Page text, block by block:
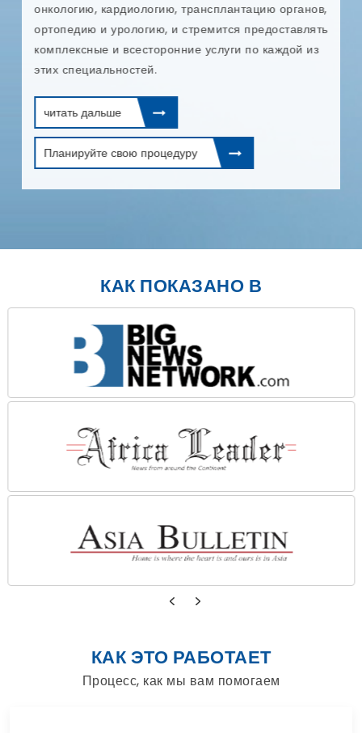
онкологию, кардиологию, трансплантацию органов,
ортопедию и урологию, и стремится предоставлять
комплексные и всесторонние услуги по каждой из
этих специальностей.
читать дальше
Планируйте свою процедуру
КАК ПОКАЗАНО В
КАК ЭТО РАБОТАЕТ
Процесс, как мы вам помогаем